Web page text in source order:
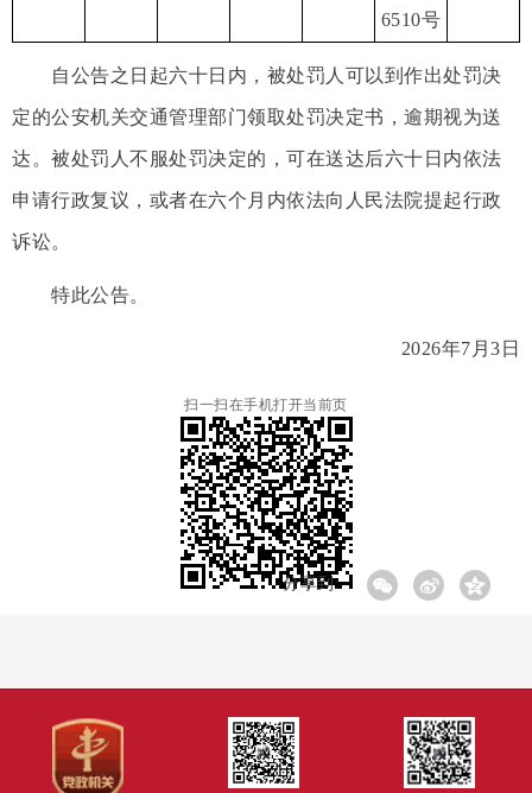
6510号
自公告之日起六十日内，被处罚人可以到作出处罚决
定的公安机关交通管理部门领取处罚决定书，逾期视为送
达。被处罚人不服处罚决定的，可在送达后六十日内依法
申请行政复议，或者在六个月内依法向人民法院提起行政
诉讼。
特此公告。
2026年7月3日
扫一扫在手机打开当前页
分享到: